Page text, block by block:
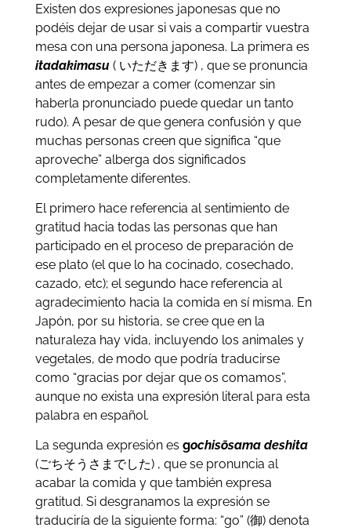
Existen dos expresiones japonesas que no
podéis dejar de usar si vais a compartir vuestra
mesa con una persona japonesa. La primera es
itadakimasu ( いただきます) , que se pronuncia
antes de empezar a comer (comenzar sin
haberla pronunciado puede quedar un tanto
rudo). A pesar de que genera confusión y que
muchas personas creen que significa “que
aproveche” alberga dos significados
completamente diferentes.
El primero hace referencia al sentimiento de
gratitud hacia todas las personas que han
participado en el proceso de preparación de
ese plato (el que lo ha cocinado, cosechado,
cazado, etc); el segundo hace referencia al
agradecimiento hacia la comida en sí misma. En
Japón, por su historia, se cree que en la
naturaleza hay vida, incluyendo los animales y
vegetales, de modo que podría traducirse
como “gracias por dejar que os comamos”,
aunque no exista una expresión literal para esta
palabra en español.
La segunda expresión es gochisōsama deshita
(ごちそうさまでした) , que se pronuncia al
acabar la comida y que también expresa
gratitud. Si desgranamos la expresión se
traduciría de la siguiente forma: “go” (御) denota